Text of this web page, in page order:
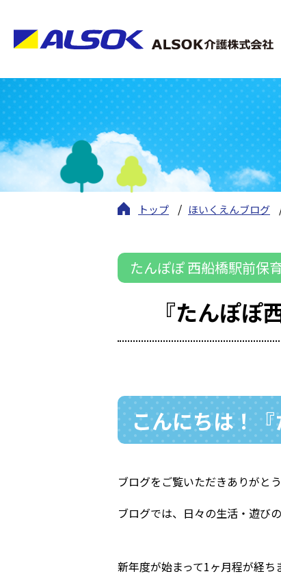
トップ ほいくえんブログ
たんぽぽ 西船橋駅前保
『たんぽぽ
こんにちは！
ブログをご覧いただきありがとう
ブログでは、日々の生活・遊び
新年度が始まって1ヶ月程が経ち